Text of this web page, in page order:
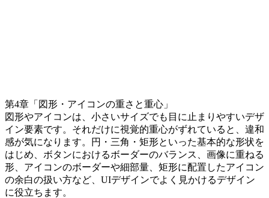
第4章「図形・アイコンの重さと重心」
図形やアイコンは、小さいサイズでも目に止まりやすいデザ
イン要素です。それだけに視覚的重心がずれていると、違和
感が気になります。円・三角・矩形といった基本的な形状を
はじめ、ボタンにおけるボーダーのバランス、画像に重ねる
形、アイコンのボーダーや細部量、矩形に配置したアイコン
の余白の扱い方など、UIデザインでよく見かけるデザイン
に役立ちます。